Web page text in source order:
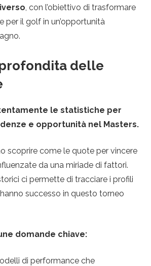
, con l’obiettivo di trasformare
per il golf in un’opportunità
delle
le statistiche per
e opportunità nel Masters.
scoprire come le quote per vincere
da una miriade di fattori.
ci permette di tracciare i profili
successo in questo torneo
domande chiave:
di performance che